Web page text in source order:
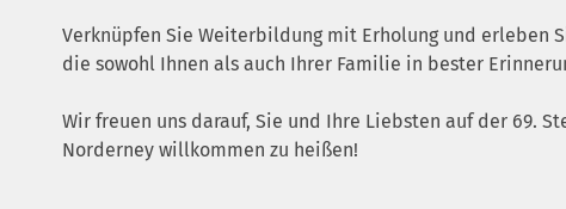
Verknüpfen Sie Weiterbildung mit Erholung und erleben
die sowohl Ihnen als auch Ihrer Familie in bester
Wir freuen uns darauf, Sie und Ihre Liebsten auf der 69.
Norderney willkommen zu heißen!